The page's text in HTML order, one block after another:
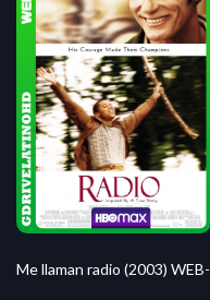
Me llaman radio (2003) WEB-